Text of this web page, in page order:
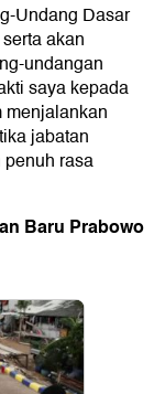
Undang Dasar
akan
undangan
saya kepada
menjalankan
jabatan
rasa
Baru Prabowo